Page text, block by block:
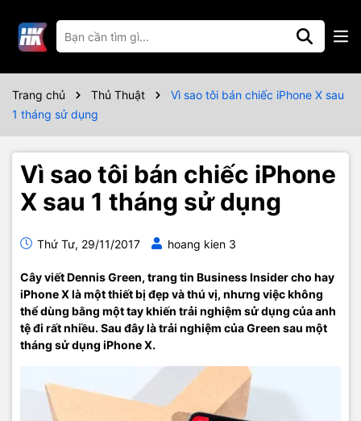
Trang chủ Thủ Thuật
Vì sao tôi bán chiếc iPhone X sau
1 tháng sử dụng
Vì sao tôi bán chiếc iPhone
X sau 1 tháng sử dụng
Thứ Tư, 29/11/2017 hoang kien 3
Cây viết Dennis Green, trang tin Business Insider cho hay
iPhone X là một thiết bị đẹp và thú vị, nhưng việc không
thể dùng bằng một tay khiến trải nghiệm sử dụng của anh
tệ đi rất nhiều. Sau đây là trải nghiệm của Green sau một
tháng sử dụng iPhone X.